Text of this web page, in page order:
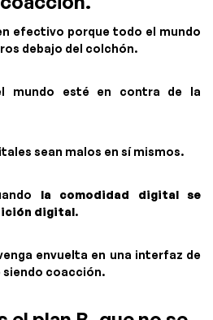
efectivo porque todo el mundo
debajo del colchón.
mundo esté en contra de la
sean malos en sí mismos.
la comodidad digital se
digital.
envuelta en una interfaz de
coacción.